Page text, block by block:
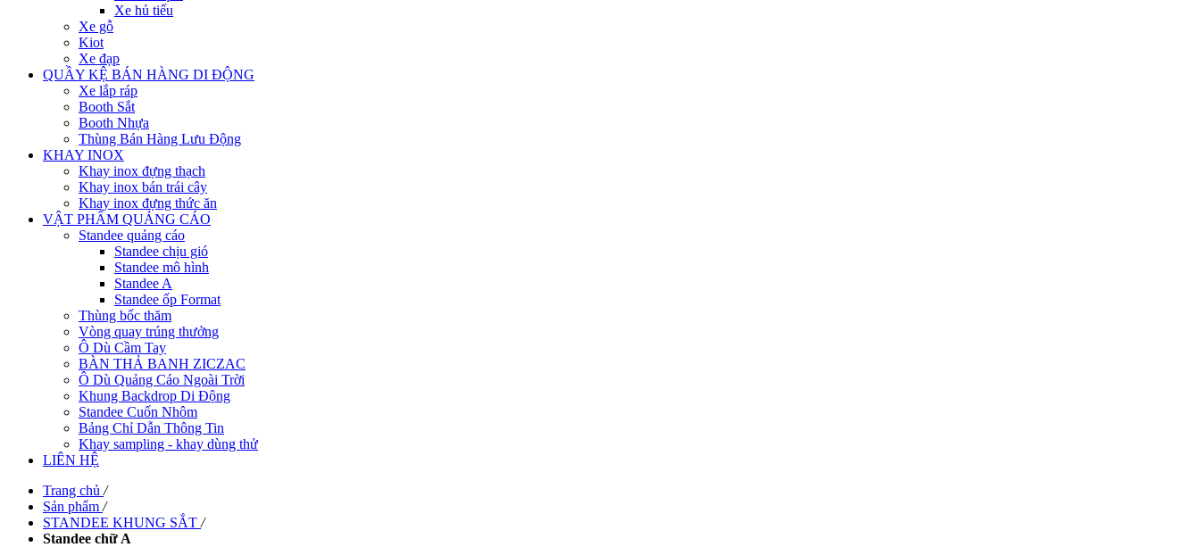
Xe hủ tiếu
Xe gỗ
Kiot
Xe đạp
QUẦY KỆ BÁN HÀNG DI ĐỘNG
Xe lắp ráp
Booth Sắt
Booth Nhựa
Thùng Bán Hàng Lưu Động
KHAY INOX
Khay inox đựng thạch
Khay inox bán trái cây
Khay inox đựng thức ăn
VẬT PHẨM QUẢNG CÁO
Standee quảng cáo
Standee chịu gió
Standee mô hình
Standee A
Standee ốp Format
Thùng bốc thăm
Vòng quay trúng thưởng
Ô Dù Cầm Tay
BÀN THẢ BANH ZICZAC
Ô Dù Quảng Cáo Ngoài Trời
Khung Backdrop Di Động
Standee Cuốn Nhôm
Bảng Chỉ Dẫn Thông Tin
Khay sampling - khay dùng thử
LIÊN HỆ
Trang chủ /
Sản phẩm /
STANDEE KHUNG SẮT /
Standee chữ A